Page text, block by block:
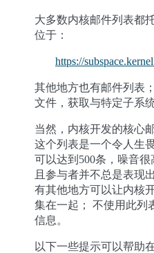
大多数内核邮件列表都
位于：
https://
其他地方也有邮件列表
文件，获取与特定子系
当然，内核开发的核心
这个列表是一个令人生
可以达到500条，噪音很
且参与者并不总是表现
有其他地方可以让内核
集在一起； 不使用此列
信息。
以下一些提示可以帮助